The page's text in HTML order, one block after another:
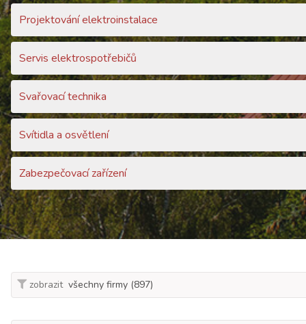
Projektování elektroinstalace
Servis elektrospotřebičů
Svařovací technika
Svítidla a osvětlení
Zabezpečovací zařízení
zobrazit